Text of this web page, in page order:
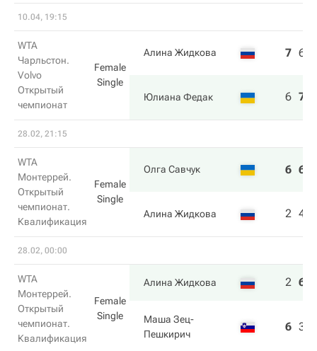
10.04, 19:15
WTA
Чарльстон.
Volvo
Открытый
чемпионат
Female
Single
Алина Жидкова 7 6
Юлиана Федак 6 7
28.02, 21:15
WTA
Монтеррей.
Открытый
чемпионат.
Квалификация
Female
Single
Олга Савчук 6 6
Алина Жидкова 2 4
28.02, 00:00
WTA
Монтеррей.
Открытый
чемпионат.
Квалификация
Female
Single
Алина Жидкова 2 6
Маша Зец-
Пешкирич
6 3